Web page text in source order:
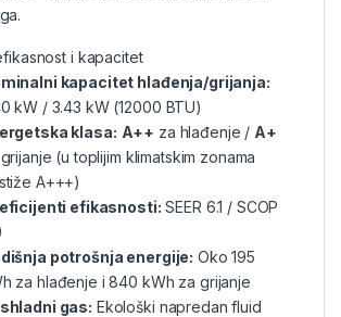
i kapacitet
kapacitet hlađenja/grijanja:
kW / 3.43 kW (12000 BTU)
klasa: A++ za hlađenje / A+
(u toplijim klimatskim zonama
A+++)
efikasnosti: SEER 6.1 / SCOP
potrošnja energije: Oko 195
za hlađenje i 840 kWh za grijanje
gas: Ekološki napredan fluid